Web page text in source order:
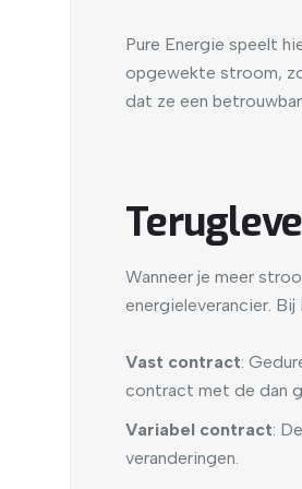
Pure Energie speelt
opgewekte stroom,
dat ze een
Wanneer je meer
energieleverancier.
Vast contract:
contract met de dan
Variabel contract:
veranderingen.